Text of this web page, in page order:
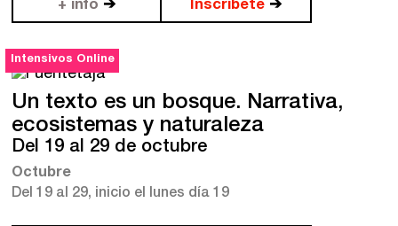
+ info ➔ Inscríbete ➔
Intensivos Online
Un texto es un bosque. Narrativa,
ecosistemas y naturaleza
Del 19 al 29 de octubre
Octubre
Del 19al 29, inicio el lunes día 19